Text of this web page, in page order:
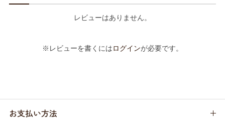
レビューはありません。
※レビューを書くにはログインが必要です。
お支払い方法